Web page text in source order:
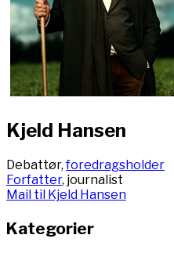
Kjeld Hansen
Debattør,foredragsholder
Forfatter, journalist
Mail til Kjeld Hansen
Kategorier